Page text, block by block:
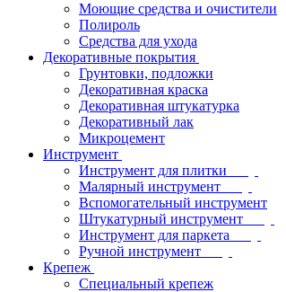
Моющие средства и очистители
Полироль
Средства для ухода
Декоративные покрытия
Грунтовки, подложки
Декоративная краска
Декоративная штукатурка
Декоративный лак
Микроцемент
Инструмент
Инструмент для плитки
Малярный инструмент
Вспомогательный инструмент
Штукатурный инструмент
Инструмент для паркета
Ручной инструмент
Крепеж
Специальный крепеж